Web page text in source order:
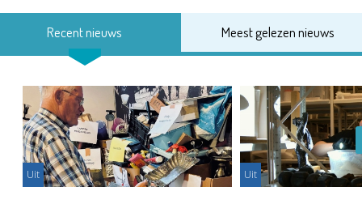
Recent nieuws Meest gelezen nieuws
Uit Uit